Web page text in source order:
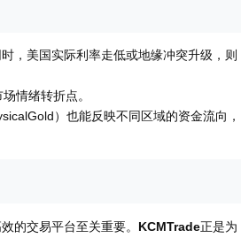
，美国实际利率走低或地缘冲突升级，则
情绪转折点。
）也能反映不同区域的资金流向，
的交易平台至关重要。 KCMTrade正是为